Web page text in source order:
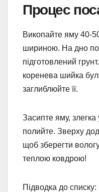
Процес
Викопайте яму 40-
шириною. На дно
підготовлений
коренева шийка
заглиблюйте її.
Засипте яму,
полийте. Зверху
щоб зберегти
теплою ковдрою!
Підводка до